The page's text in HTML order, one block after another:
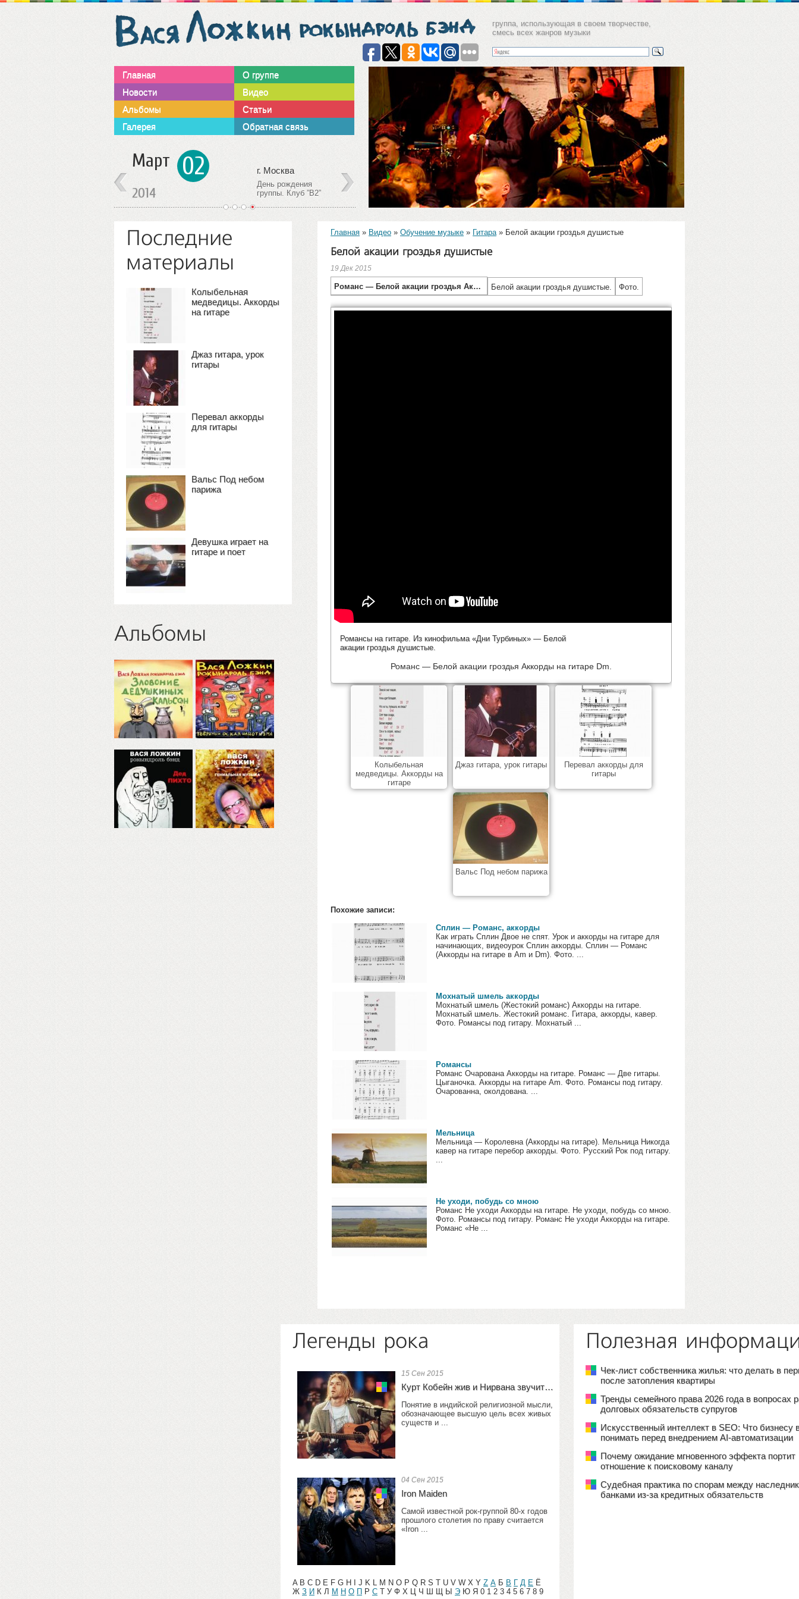
группа, использующая в своем творчестве,
смесь всех жанров музыки
Главная
Новости
Альбомы
Галерея
О группе
Видео
Статьи
Обратная связь
Август 17
2013
г. Москва
Выступление группы.
Дискоклуб ”SOVA”
Март 02
2014
г. Москва
День рождения
группы. Клуб ”В2”
Последние
материалы
Колыбельная
медведицы. Аккорды
на гитаре
Джаз гитара, урок
гитары
Перевал аккорды
для гитары
Вальс Под небом
парижа
Девушка играет на
гитаре и поет
Альбомы
Главная » Видео » Обучение музыке » Гитара» Белой акации гроздья душистые
Белой акации гроздья душистые
19 Дек 2015
Романс — Белой акации гроздья Аккорды на гитаре Dm. Белой акации гроздья душистые. Фото.
Романсы на гитаре. Из кинофильма «Дни Турбиных» — Белой
акации гроздья душистые.
Романс — Белой акации гроздья Аккорды на гитаре Dm.
Колыбельная
медведицы. Аккорды на
гитаре
Джаз гитара, урок гитары
Перевал аккорды для
гитары
Вальс Под небом парижа
Похожие записи:
Сплин — Романс, аккорды
Как играть Сплин Двое не спят. Урок и аккорды на гитаре для
начинающих, видеоурок Сплин аккорды. Сплин — Романс
(Аккорды на гитаре в Am и Dm). Фото. ...
Мохнатый шмель аккорды
Мохнатый шмель (Жестокий романс) Аккорды на гитаре.
Мохнатый шмель. Жестокий романс. Гитара, аккорды, кавер.
Фото. Романсы под гитару. Мохнатый ...
Романсы
Романс Очарована Аккорды на гитаре. Романс — Две гитары.
Цыганочка. Аккорды на гитаре Am. Фото. Романсы под гитару.
Очарованна, околдована. ...
Мельница
Мельница — Королевна (Аккорды на гитаре). Мельница Никогда
кавер на гитаре перебор аккорды. Фото. Русский Рок под гитару.
...
Не уходи, побудь со мною
Романс Не уходи Аккорды на гитаре. Не уходи, побудь со мною.
Фото. Романсы под гитару. Романс Не уходи Аккорды на гитаре.
Романс «Не ...
Полезная
Чек-лист собственника жилья: что делать в
после затопления квартиры
Тренды семейного права 2026 года в вопросах
долговых обязательств супругов
Искусственный интеллект в SEO: Что бизнесу
понимать перед внедрением AI-автоматизации
Почему ожидание мгновенного эффекта портит
отношение к поисковому каналу
Судебная практика по спорам между
банками из-за кредитных обязательств
Легенды рока
15 Сен 2015
Курт Кобейн жив и Нирвана звучит…
Понятие в индийской религиозной мысли,
обозначающее высшую цель всех живых
существ и ...
04 Сен 2015
Iron Maiden
Самой известной рок-группой 80-х годов
прошлого столетия по праву считается
«Iron ...
A B C D E F G H I J K L M N O P Q R S T U V W X Y Z А Б В Г Д Е Ё
Ж З И К Л М Н О П Р С Т У Ф Х Ц Ч Ш Щ Ы Э Ю Я 0 1 2 3 4 5 6 7 8 9